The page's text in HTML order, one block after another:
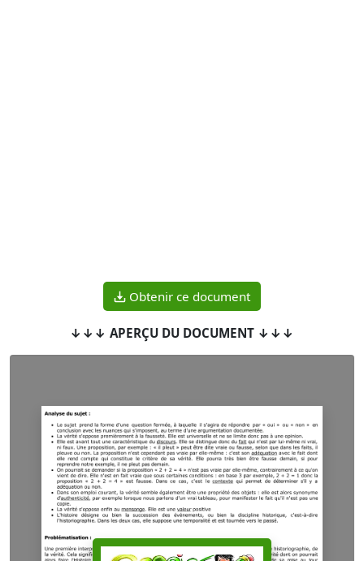
Obtenir ce document
↓↓↓ APERÇU DU DOCUMENT ↓↓↓